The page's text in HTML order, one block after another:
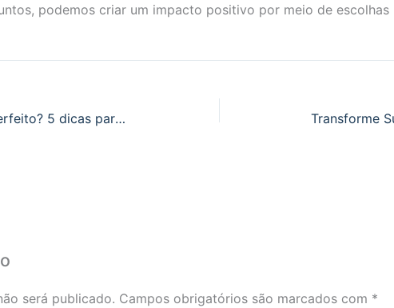
podemos criar um impacto positivo por meio de
Como escolher o brinde perfeito? 5 dicas para não errar no seu evento.
será publicado. Campos obrigatórios são marcados com *